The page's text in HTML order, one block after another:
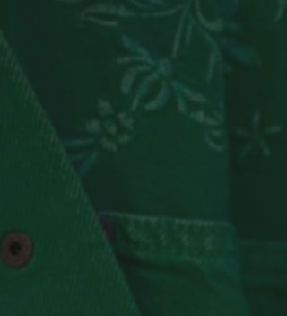
odchudzający SPA Deluxe
w klimacie Moulin Rouge - pobyt z
WIDZIANE